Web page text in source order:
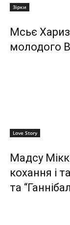
Зірки
Мсьє
молодого
Love Story
Мадсу
кохання і
та